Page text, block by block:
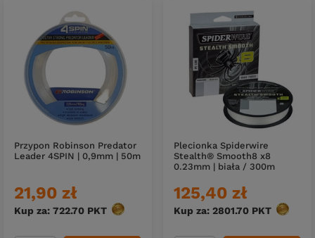
Przypon Robinson Predator
Leader 4SPIN | 0,9mm | 50m
21,90 zł
Kup za: 722.70 PKT punktów
Plecionka Spiderwire
Stealth® Smooth8 x8
0.23mm | biała / 300m
125,40 zł
Kup za: 2801.70 PKT punktów